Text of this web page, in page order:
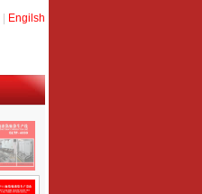
Engilsh